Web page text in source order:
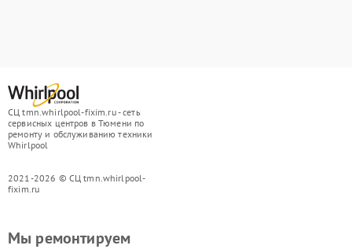
СЦ tmn.whirlpool-fixim.ru - сеть
сервисных центров в Тюмени по
ремонту и обслуживанию техники
Whirlpool
2021-2026 © СЦ tmn.whirlpool-
fixim.ru
Мы ремонтируем